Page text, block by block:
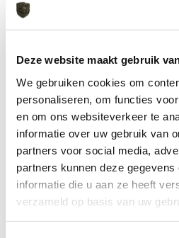
Deze website maakt gebruik
We gebruiken cookies om
personaliseren, om functies
en om ons websiteverkeer te
informatie over uw gebruik van
partners voor social media,
partners kunnen deze
informatie die u aan ze heeft
verzameld op basis van uw
HOP UP
INCL. BATTERIJ
BEHUIZING
VIZIER
MONTAGERAIL